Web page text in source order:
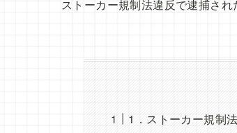
ストーカー規制法違反で逮捕され
1．ストーカー規制